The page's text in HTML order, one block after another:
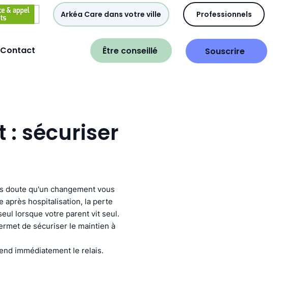
Arkéa Care dans votre ville Professionnels
Contact Être conseillé Souscrire
: sécuriser
doute qu'un changement vous
après hospitalisation, la perte
lorsque votre parent vit seul.
de sécuriser le maintien à
immédiatement le relais.